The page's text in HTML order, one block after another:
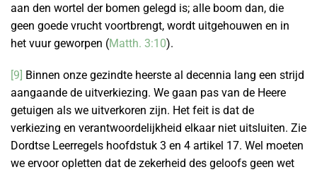
aan den wortel der bomen gelegd is; alle boom dan, die
geen goede vrucht voortbrengt, wordt uitgehouwen en in
het vuur geworpen (Matth. 3:10).
[9] Binnen onze gezindte heerste al decennia lang een strijd
aangaande de uitverkiezing. We gaan pas van de Heere
getuigen als we uitverkoren zijn. Het feit is dat de
verkiezing en verantwoordelijkheid elkaar niet uitsluiten. Zie
Dordtse Leerregels hoofdstuk 3 en 4 artikel 17. Wel moeten
we ervoor opletten dat de zekerheid des geloofs geen wet